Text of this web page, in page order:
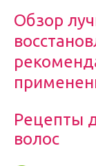
Обзор
Рецепты
волос